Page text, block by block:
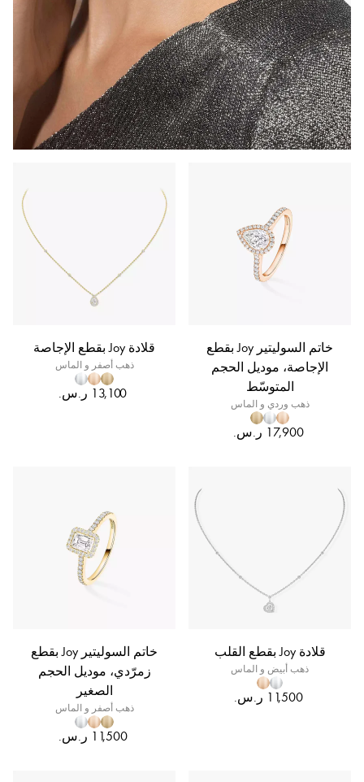
خاتم السوليتير Joy بقطع
الإجاصة، موديل الحجم
المتوسّط
ذهب وردي و الماس
‏17,900 ر.س.‏
قلادة Joy بقطع الإجاصة
ذهب أصفر و الماس
قلادة Joy بقطع القلب
ذهب أبيض و الماس
‏11,500 ر.س.‏
خاتم السوليتير Joy بقطع
زمرّدي، موديل الحجم
الصغير
ذهب أصفر و الماس
‏11,500 ر.س.‏